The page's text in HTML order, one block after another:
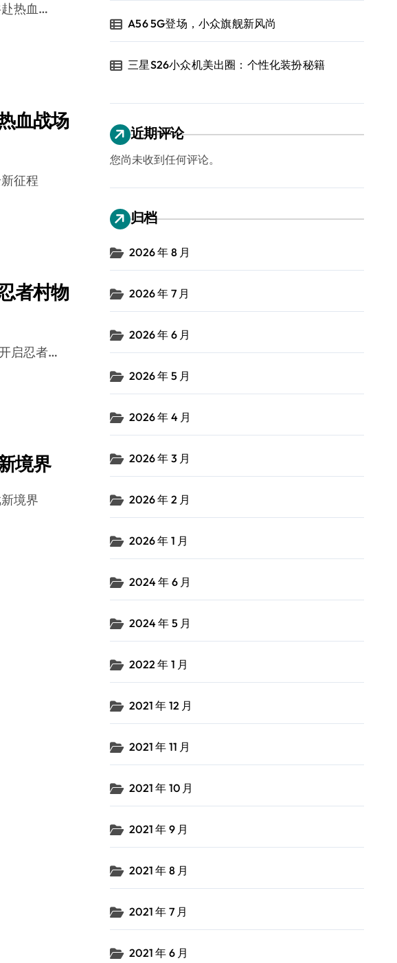
赴热血…
血战场
征程
者村物
启忍者…
境界
境界
A56 5G登场，小众旗舰新风尚
三星S26小众机美出圈：个性化装扮秘籍
近期评论
您尚未收到任何评论。
归档
2026 年 8 月
2026 年 7 月
2026 年 6 月
2026 年 5 月
2026 年 4 月
2026 年 3 月
2026 年 2 月
2026 年 1 月
2024 年 6 月
2024 年 5 月
2022 年 1 月
2021 年 12 月
2021 年 11 月
2021 年 10 月
2021 年 9 月
2021 年 8 月
2021 年 7 月
2021 年 6 月